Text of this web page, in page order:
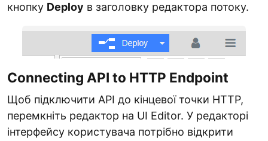
кнопку Deploy в заголовку редактора потоку.
Connecting API to HTTP Endpoint
Щоб підключити API до кінцевої точки HTTP,
перемкніть редактор на UI Editor. У редакторі
інтерфейсу користувача потрібно відкрити